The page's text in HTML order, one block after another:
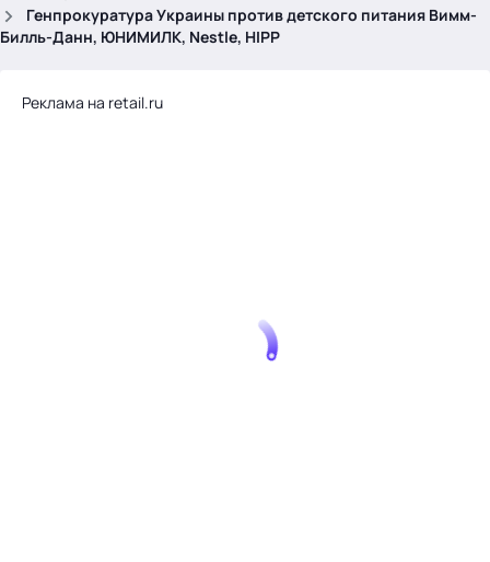
Генпрокуратура Украины против детского питания Вимм-
Билль-Данн, ЮНИМИЛК, Nestle, HIPP
Реклама на retail.ru